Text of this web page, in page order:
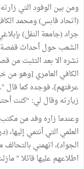
ومن بين الوفود التي
(اتحاد قابس) ومحمد
جراد (جامعة النقل)
الشعب حول أحداث قفصة.
نشره الا بعد التثبت من
الكافي العامري [وهو من
عرفتهم]، فوجده كما قال
زيارته وقال لي: “كنت
وعندما زاره وفد من مكتب
العلمي التي أنتمي
الجواد)، اتهمني
اطلاعهم عليها قائلا "